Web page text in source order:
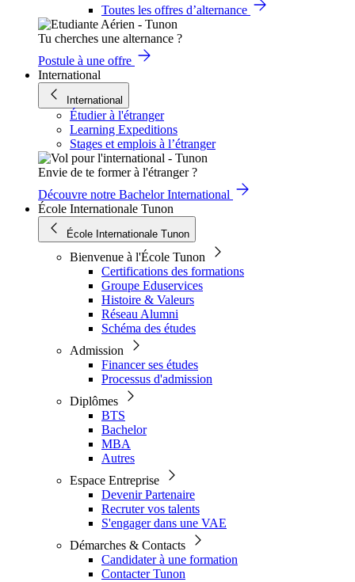
Toutes les offres d’alternance
Tu cherches une alternance ?
Postule à une offre
International
International
Étudier à l'étranger
Learning Expeditions
Stages et emplois à l’étranger
Envie de te former à l'étranger ?
Découvre notre Bachelor International
École Internationale Tunon
École Internationale Tunon
Bienvenue à l'École Tunon
Certifications des formations
Groupe Eduservices
Histoire & Valeurs
Réseau Alumni
Schéma des études
Admission
Financer ses études
Processus d'admission
Diplômes
BTS
Bachelor
MBA
Autres
Espace Entreprise
Devenir Partenaire
Recruter vos talents
S'engager dans une VAE
Démarches & Contacts
Candidater à une formation
Contacter Tunon